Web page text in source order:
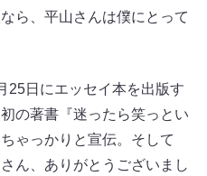
ら、平山さんは僕にとって
25日にエッセイ本を出版す
の著書『迷ったら笑っとい
ゃっかりと宣伝。そして
ん、ありがとうございまし